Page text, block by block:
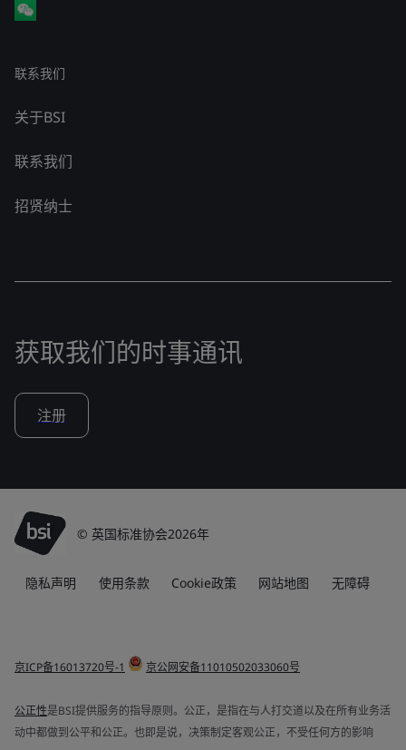
联系我们
关于BSI
联系我们
招贤纳士
获取我们的时事通讯
注册
© 英国标准协会2026年
隐私声明 使用条款 Cookie政策 网站地图 无障碍
京ICP备16013720号-1 京公网安备11010502033060号
公正性是BSI提供服务的指导原则。公正，是指在与人打交道以及在所有业务活
动中都做到公平和公正。也即是说，决策制定客观公正，不受任何方的影响